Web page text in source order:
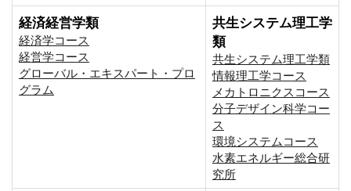
経済経営学類
経済学コース
経営学コース
グローバル・エキスパート・プロ
グラム
共生システム理工学
類
共生システム理工学類
情報理工学コース
メカトロニクスコース
分子デザイン科学コー
ス
環境システムコース
⽔素エネルギー総合研
究所